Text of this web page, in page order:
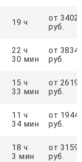
19 ч
от
руб.
22 ч
30 мин
от
руб.
15 ч
33 мин
от
руб.
11 ч
34 мин
от
руб.
18 ч
3 мин
от
руб.